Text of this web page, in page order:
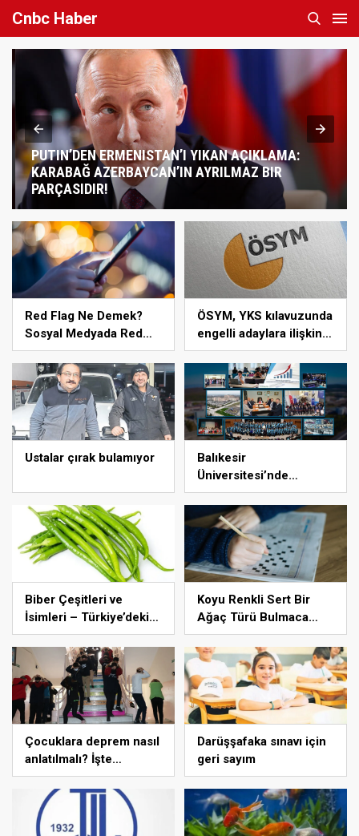
Cnbc Haber
PUTIN’DEN ERMENISTAN’I YIKAN AÇIKLAMA:
KARABAĞ AZERBAYCAN’IN AYRILMAZ BIR
PARÇASIDIR!
Red Flag Ne Demek?
Sosyal Medyada Red
Flag Ne Anlama Gelir?
ÖSYM, YKS kılavuzunda
engelli adaylara ilişkin
sağlık şartlarını
güncelledi
Ustalar çırak bulamıyor
Balıkesir
Üniversitesi’nde
gerçekleştirilen “İlkler”
üniversitenin geleceğini
şekillendiriyor
Biber Çeşitleri ve
İsimleri – Türkiye’deki
Yeşil, Kırmızı ve Acı
Biber Türleri Nelerdir?
Koyu Renkli Sert Bir
Ağaç Türü Bulmaca
Cevabı – Bulmacada
Koyu Renkli Sert Bir
Ağaç Türü
Çocuklara deprem nasıl
anlatılmalı? İşte
uzmanlardan ailelere
tavsiyeler
Darüşşafaka sınavı için
geri sayım